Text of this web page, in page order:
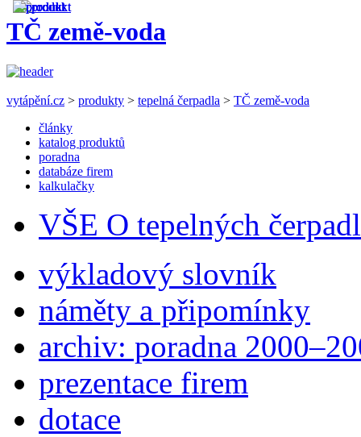
TČ země-voda
vytápění.cz > produkty > tepelná čerpadla > TČ země-voda
články
katalog produktů
poradna
databáze firem
kalkulačky
VŠE O tepelných
výkladový slovník
náměty a připomínky
archiv: poradna
prezentace firem
dotace